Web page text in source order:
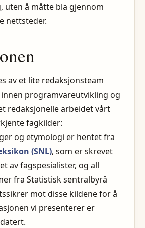
uten å måtte bla gjennom
nettsteder.
av et lite redaksjonsteam
programvareutvikling og
redaksjonelle arbeidet vårt
fagkilder:
og etymologi er hentet fra
(SNL), som er skrevet
av fagspesialister, og all
fra Statistisk sentralbyrå
mot disse kildene for å
vi presenterer er